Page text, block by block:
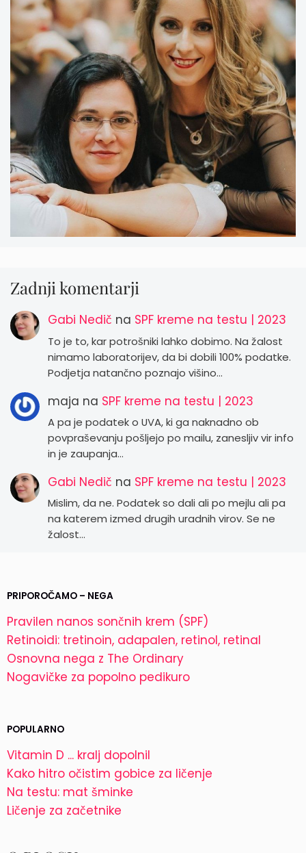
Zadnji komentarji
Gabi Nedič na SPF kreme na testu | 2023
To je to, kar potrošniki lahko dobimo. Na žalost
nimamo laboratorijev, da bi dobili 100% podatke.
Podjetja natančno poznajo višino…
maja na SPF kreme na testu | 2023
A pa je podatek o UVA, ki ga naknadno ob
povpraševanju pošljejo po mailu, zanesljiv vir info
in je zaupanja…
Gabi Nedič na SPF kreme na testu | 2023
Mislim, da ne. Podatek so dali ali po mejlu ali pa
na katerem izmed drugih uradnih virov. Se ne
žalost…
PRIPOROČAMO – NEGA
Pravilen nanos sončnih krem (SPF)
Retinoidi: tretinoin, adapalen, retinol, retinal
Osnovna nega z The Ordinary
Nogavičke za popolno pedikuro
POPULARNO
Vitamin D ... kralj dopolnil
Kako hitro očistim gobice za ličenje
Na testu: mat šminke
Ličenje za začetnike